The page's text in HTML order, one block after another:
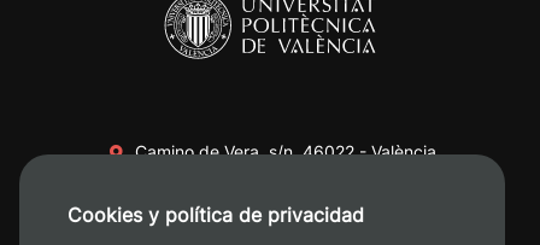
Camino de Vera, s/n. 46022 - València
+34 620 04 00 50
Cookies y política de privacidad